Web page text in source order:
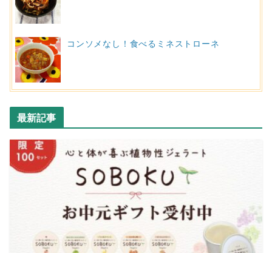
コンソメなし！食べるミネストローネ
最新記事